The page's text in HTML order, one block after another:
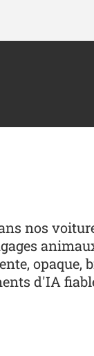
nos
opaque,
d'IA